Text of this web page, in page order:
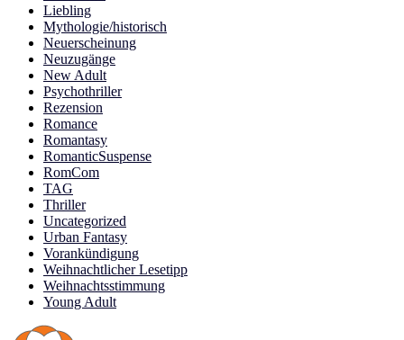
Liebling
Mythologie/historisch
Neuerscheinung
Neuzugänge
New Adult
Psychothriller
Rezension
Romance
Romantasy
RomanticSuspense
RomCom
TAG
Thriller
Uncategorized
Urban Fantasy
Vorankündigung
Weihnachtlicher Lesetipp
Weihnachtsstimmung
Young Adult